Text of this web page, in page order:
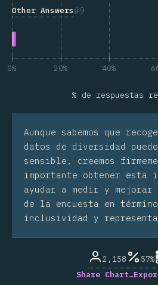
9
Other Answers
0% 20% 40%
% de respuestas
Aunque sabemos que
datos de diversidad
sensible, creemos
importante obtener esta
ayudar a medir y mejorar
de la encuesta en
inclusividad y
2,158 57%
Share Chart…